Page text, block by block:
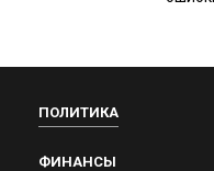
ПОЛИТИКА
ФИНАНСЫ